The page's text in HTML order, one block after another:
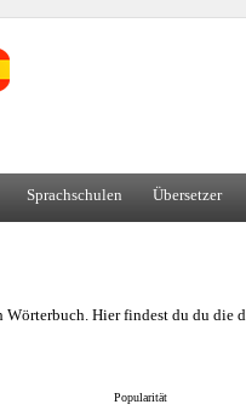
Sprachschulen Übersetzer
Hier findest du du die
Popularität